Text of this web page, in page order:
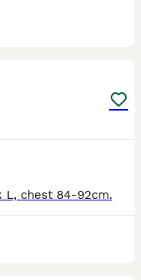
L, chest 84-92cm.